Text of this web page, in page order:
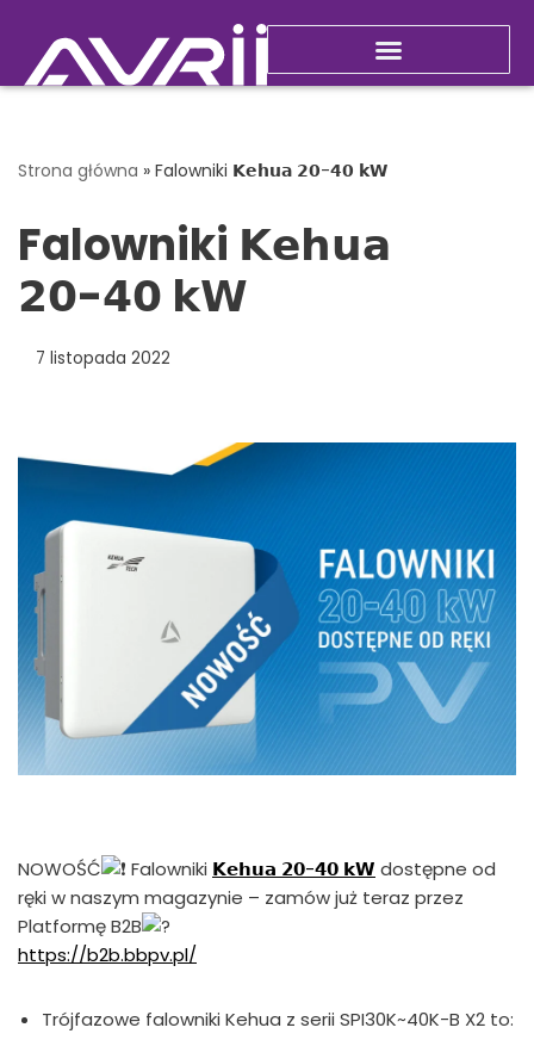
Przejdź
do
Strona główna » Falowniki 𝗞𝗲𝗵𝘂𝗮 𝟮𝟬-𝟰𝟬 𝗸𝗪
Falowniki 𝗞𝗲𝗵𝘂𝗮
𝟮𝟬-𝟰𝟬 𝗸𝗪
7 listopada 2022
NOWOŚĆ Falowniki 𝗞𝗲𝗵𝘂𝗮 𝟮𝟬-𝟰𝟬 𝗸𝗪 dostępne od
ręki w naszym magazynie – zamów już teraz przez
Platformę B2B
https://b2b.bbpv.pl/
Trójfazowe falowniki Kehua z serii SPI30K~40K-B X2 to: